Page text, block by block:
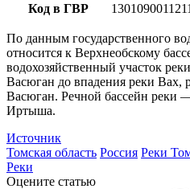
Код в ГВР
По данным государственного
относится к Верхнеобскому
водохозяйственный участок
Васюган до впадения реки Вах,
Васюган. Речной бассейн реки
Иртыша.
Источник
Томская область Россия Реки
Реки
Оцените статью